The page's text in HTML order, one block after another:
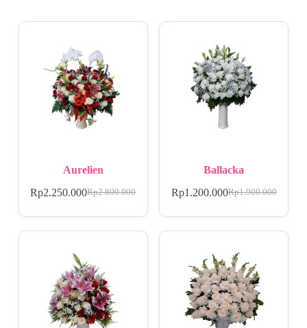
Aurelien
Rp2.800.000
Rp2.250.000
Ballacka
Rp1.900.000
Rp1.200.000